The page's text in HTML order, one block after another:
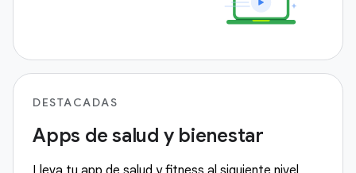
DESTACADAS
Apps de salud y bienestar